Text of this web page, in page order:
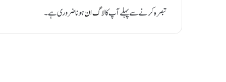
تبصرہ کرنے سے پہلے آپ کالاگ انہونا ضروری ہے۔